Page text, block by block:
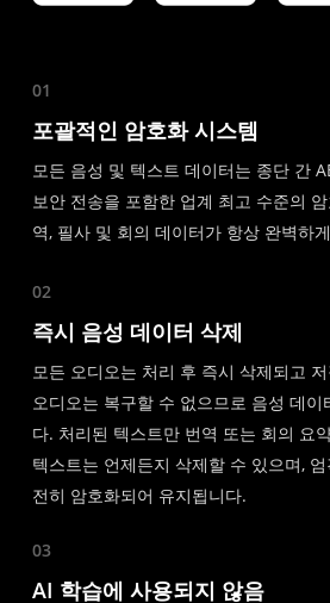
01
포괄적인 암호화 시스템
모든 음성 및 텍스트 데이터는 종단 간
보안 전송을 포함한 업계 최고 수준의
역, 필사 및 회의 데이터가 항상 완벽하
02
즉시 음성 데이터 삭제
모든 오디오는 처리 후 즉시 삭제되고
오디오는 복구할 수 없으므로 음성 데이
다. 처리된 텍스트만 번역 또는 회의 요
텍스트는 언제든지 삭제할 수 있으며,
전히 암호화되어 유지됩니다.
03
AI 학습에 사용되지 않음